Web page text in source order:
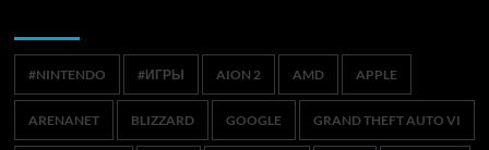
#NINTENDO #ИГРЫ AION 2 AMD APPLE
ARENANET BLIZZARD GOOGLE GRAND THEFT AUTO VI